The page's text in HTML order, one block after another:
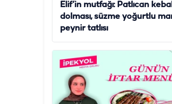
Elif’in mutfağı: Patlıcan
dolması, süzme yoğurtlu
peynir tatlısı